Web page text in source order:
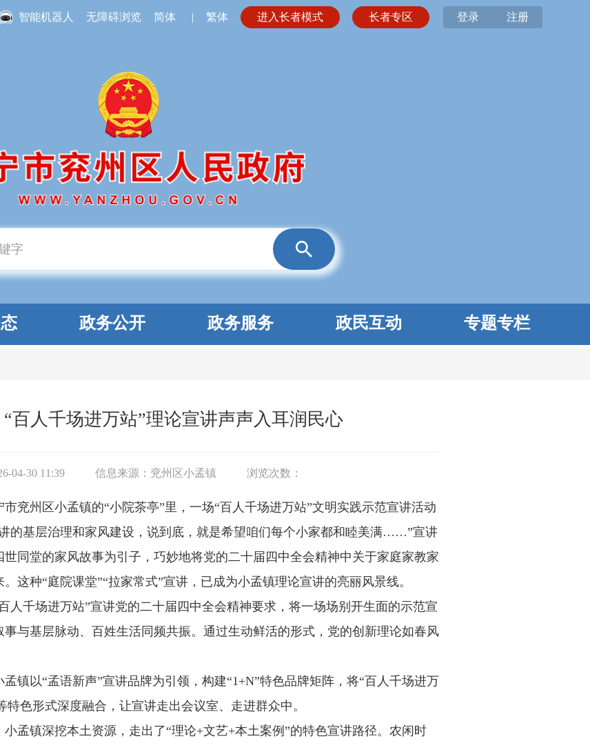
智能机器人 无障碍浏览 简体 | 繁体 进入长者模式 长者专区 登录 注册
政务公开 政务服务 政民互动 专题专栏
“百人千场进万站”理论宣讲声声入耳润民心
04-30 11:39 信息来源： 兖州区小孟镇 浏览次数：
兖州区小孟镇的“小院茶亭”里，一场“百人千场进万站”文明实践示范宣讲活动
的基层治理和家风建设，说到底，就是希望咱们每个小家都和睦美满……”宣讲
同堂的家风故事为引子，巧妙地将党的二十届四中全会精神中关于家庭家教家
这种“庭院课堂”“拉家常式”宣讲，已成为小孟镇理论宣讲的亮丽风景线。
人千场进万站”宣讲党的二十届四中全会精神要求，将一场场别开生面的示范宣
与基层脉动、百姓生活同频共振。通过生动鲜活的形式，党的创新理论如春风
镇以“孟语新声”宣讲品牌为引领，构建“1+N”特色品牌矩阵，将“百人千场进万
特色形式深度融合，让宣讲走出会议室、走进群众中。
孟镇深挖本土资源，走出了“理论+文艺+本土案例”的特色宣讲路径。农闲时